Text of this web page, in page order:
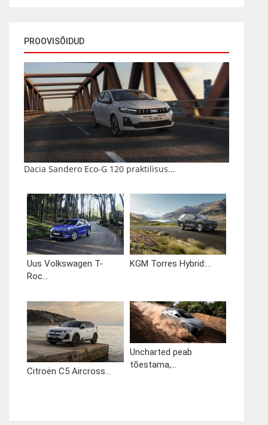
PROOVISÕIDUD
Dacia Sandero Eco-G 120 praktilisus...
Uus Volkswagen T-
Roc...
KGM Torres Hybrid:...
Citroën C5 Aircross...
Uncharted peab
tõestama,...